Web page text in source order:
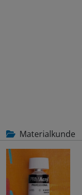
Materialkunde